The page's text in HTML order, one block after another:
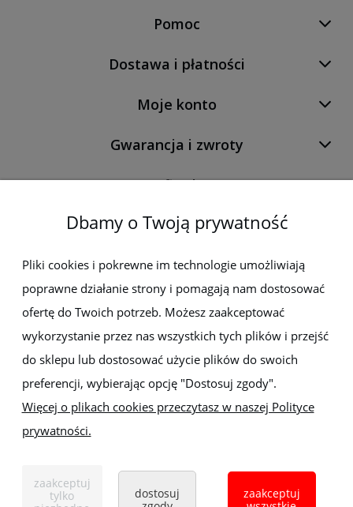
Pomoc
Dostawa i płatności
Moje konto
Gwarancja i zwroty
O firmie
Newsletter
Zapisz się do newslettera, aby być na bieżąco z nowościami i
promocjami
Handlowa 1, 35-103 Rzeszów
Tel:
+48 17 853 90 49 +48 668 191 214
Dbamy o Twoją prywatność
Pliki cookies i pokrewne im technologie umożliwiają
poprawne działanie strony i pomagają nam dostosować
ofertę do Twoich potrzeb. Możesz zaakceptować
wykorzystanie przez nas wszystkich tych plików i przejść
do sklepu lub dostosować użycie plików do swoich
preferencji, wybierając opcję "Dostosuj zgody".
Więcej o plikach cookies przeczytasz w naszej Polityce
prywatności.
zaakceptuj
tylko
dostosuj
zaakceptuj